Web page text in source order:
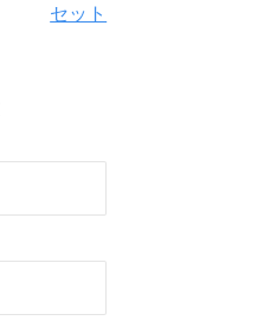
セット